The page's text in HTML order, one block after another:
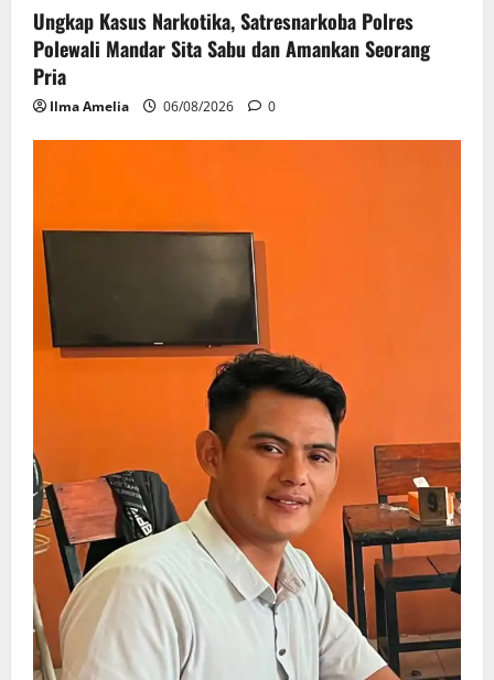
Ungkap Kasus Narkotika, Satresnarkoba Polres
Polewali Mandar Sita Sabu dan Amankan Seorang
Pria
Ilma Amelia 06/08/2026 0